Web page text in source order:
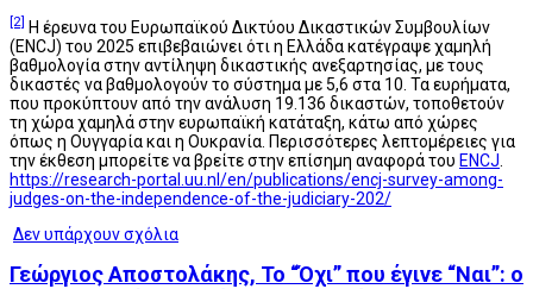
[2] Η έρευνα του Ευρωπαϊκού Δικτύου Δικαστικών Συμβουλίων
(ENCJ) του 2025 επιβεβαιώνει ότι η Ελλάδα κατέγραψε χαμηλή
βαθμολογία στην αντίληψη δικαστικής ανεξαρτησίας, με τους
δικαστές να βαθμολογούν το σύστημα με 5,6 στα 10. Τα ευρήματα,
που προκύπτουν από την ανάλυση 19.136 δικαστών, τοποθετούν
τη χώρα χαμηλά στην ευρωπαϊκή κατάταξη, κάτω από χώρες
όπως η Ουγγαρία και η Ουκρανία. Περισσότερες λεπτομέρειες για
την έκθεση μπορείτε να βρείτε στην επίσημη αναφορά του ENCJ
https://research-portal.uu.nl/en/publications/encj-survey-among-
judges-on-the-independence-of-the-judiciary-202/
Δεν υπάρχουν σχόλια
Γεώργιος Αποστολάκης, Το “Όχι” που έγινε “Ναι”: ο